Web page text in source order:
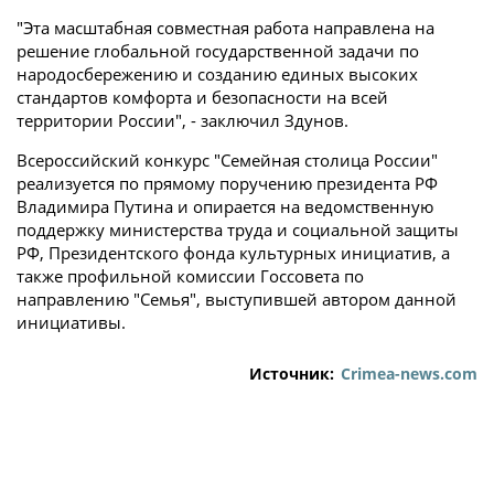
"Эта масштабная совместная работа направлена на
решение глобальной государственной задачи по
народосбережению и созданию единых высоких
стандартов комфорта и безопасности на всей
территории России", - заключил Здунов.
Всероссийский конкурс "Семейная столица России"
реализуется по прямому поручению президента РФ
Владимира Путина и опирается на ведомственную
поддержку министерства труда и социальной защиты
РФ, Президентского фонда культурных инициатив, а
также профильной комиссии Госсовета по
направлению "Семья", выступившей автором данной
инициативы.
Источник: Crimea-news.com